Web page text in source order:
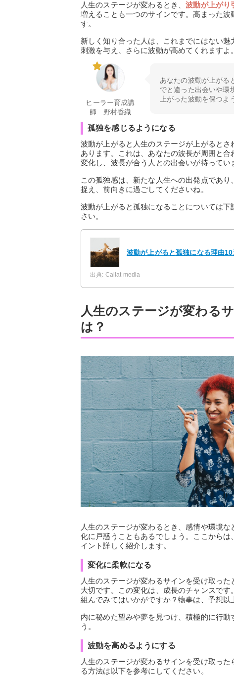
人生のステージが変わるとき、波動が上がり
増えることも一つのサインです。高まった
す。
新しく知り合った人は、これまでにはない
刺激を与え、さらに波動が高めてくれますよ。
ヒーラー育成講
師 野村香織
あなたの波動が上がる
でと違った出会いや環
上がった波動を保つよ
孤独を感じるようになる
波動が上がると人生のステージが上がるとさ
あります。これは、あなたの波長が周囲と
変化し、波長が合う人との出会いが待ってい
この孤独感は、新たな人生への出発点であ
捉え、前向きに過ごしてくださいね。
波動が上がると孤独になることについては
さい。
波動が上がると孤独になる理由
出典: Callat media
人生のステージが変わる
は？
人生のステージが変わるとき、感情や環境
化に戸惑うこともあるでしょう。ここから
イント詳しく紹介します。
変化に柔軟になる
人生のステージが変わるサインを受け取った
大切です。この変化は、成長のチャンスで
組んでみてはいかがですか？物事は、予想以
内に秘めた望みや夢を見つけ、積極的に行
う。
波動を高めるようにする
人生のステージが変わるサインを受け取った
る方法は以下を参考にしてください。